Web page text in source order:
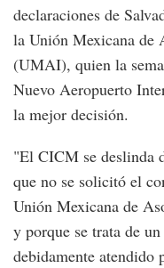
declaraciones de
la Unión Mexicana de
(UMAI), quien la
Nuevo Aeropuerto
la mejor decisión.
"El CICM se deslinda
que no se solicitó el
Unión Mexicana de
y porque se trata de
debidamente atendido